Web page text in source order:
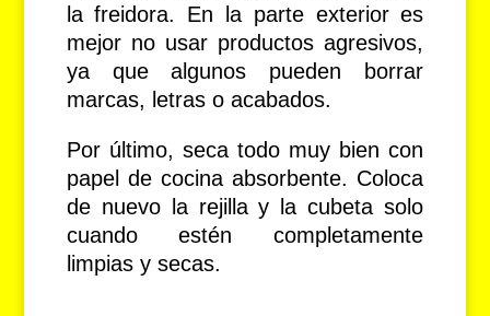
la freidora. En la parte exterior es
mejor no usar productos agresivos,
ya que algunos pueden borrar
marcas, letras o acabados.
Por último, seca todo muy bien con
papel de cocina absorbente. Coloca
de nuevo la rejilla y la cubeta solo
cuando estén completamente
limpias y secas.